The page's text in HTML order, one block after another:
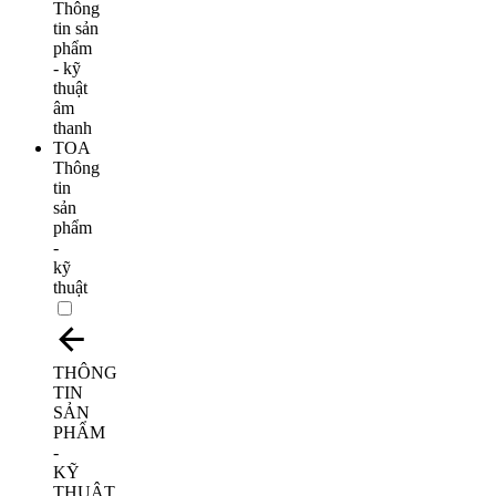
Thông
tin
sản
phẩm
-
kỹ
thuật
THÔNG
TIN
SẢN
PHẨM
-
KỸ
THUẬT